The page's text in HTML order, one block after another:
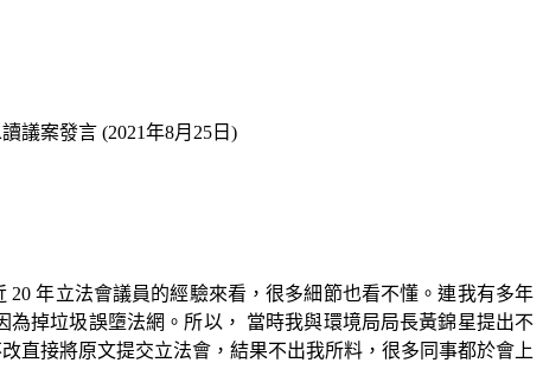
議案發言 (2021年8月25日)
年立法會議員的經驗來看，很多細節也看不懂。連我有多年
掉垃圾誤墮法網。所以， 當時我與環境局局長黃錦星提出不
直接將原文提交立法會，結果不出我所料，很多同事都於會上